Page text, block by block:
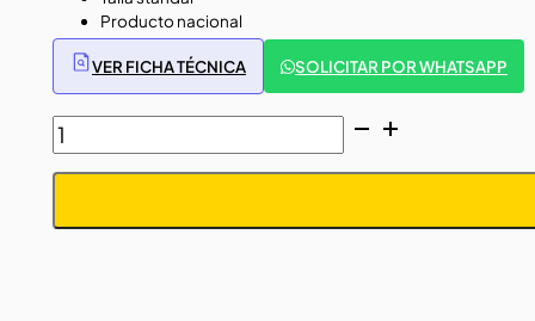
Producto nacional
VER FICHA TÉCNICA SOLICITAR POR WHATSAPP
GUANTES
DE
CUERO